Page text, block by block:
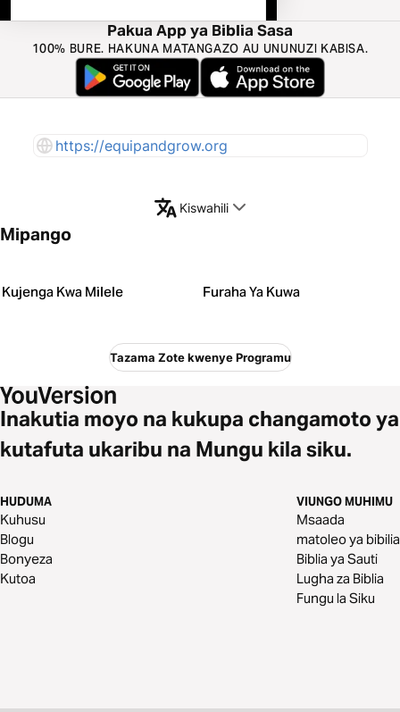
Pakua App ya Biblia Sasa
100% BURE. HAKUNA MATANGAZO AU UNUNUZI KABISA.
https://equipandgrow.org
Kiswahili
Mipango
Kujenga Kwa Milele Furaha Ya Kuwa
Tazama Zote kwenye Programu
Inakutia moyo na kukupa changamoto ya
kutafuta ukaribu na Mungu kila siku.
HUDUMA
Kuhusu
Blogu
Bonyeza
Kutoa
VIUNGO MUHIMU
Msaada
matoleo ya bibilia
Biblia ya Sauti
Lugha za Biblia
Fungu la Siku